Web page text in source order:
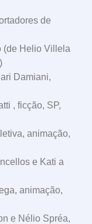
de
(de Helio Villela
Damiani,
, ficção, SP,
animação,
e Kati a
animação,
e Nélio Spréa,